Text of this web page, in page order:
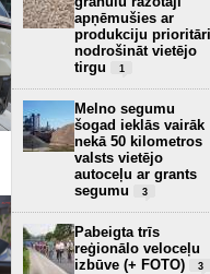
Vai jaunais Porsche
ir īsts Porsche? (+ VIDEO)
apņēmušies ar
produkciju prioritāri
nodrošināt vietējo
tirgu
1
Melno segumu
šogad ieklās vairāk
nekā 50 kilometros
valsts vietējo
autoceļu ar grants
segumu
3
Pabeigta trīs
reģionālo veloceļu
izbūve (+ FOTO)
3